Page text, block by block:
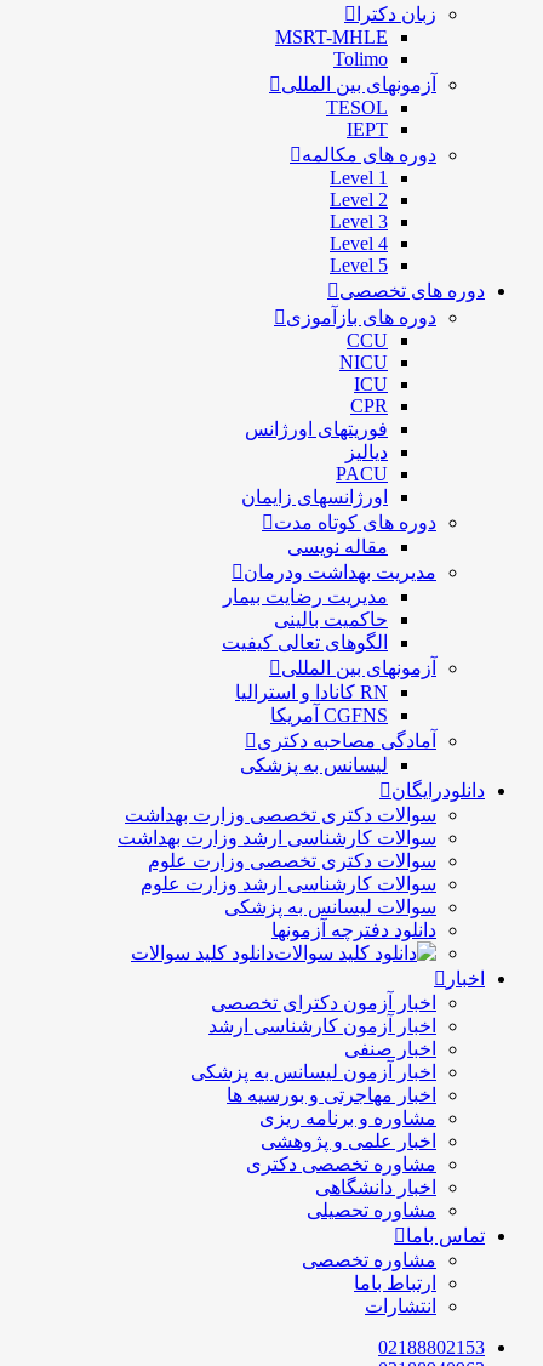
زبان دکترا
MSRT-MHLE
Tolimo
آزمونهای بین المللی
TESOL
IEPT
دوره های مکالمه
Level 1
Level 2
Level 3
Level 4
Level 5
دوره های تخصصی
دوره های بازآموزی
CCU
NICU
ICU
CPR
فوریتهای اورژانس
دیالیز
PACU
اورژانسهای زایمان
دوره های کوتاه مدت
مقاله نویسی
مدیریت بهداشت ودرمان
مديريت رضايت بيمار
حاكميت بالينی
الگوهای تعالی کيفيت
آزمونهای بین المللی
RN کانادا و استرالیا
CGFNS آمریکا
آمادگی مصاحبه دکتری
لیسانس به پزشکی
دانلودرایگان
سوالات دکتری تخصصی وزارت بهداشت
سوالات کارشناسی ارشد وزارت بهداشت
سوالات دکتری تخصصی وزارت علوم
سوالات کارشناسی ارشد وزارت علوم
سوالات لیسانس به پزشکی
دانلود دفترچه آزمونها
دانلود کلید سوالات
اخبار
اخبار آزمون دکترای تخصصی
اخبار آزمون کارشناسی ارشد
اخبار صنفی
اخبار آزمون لیسانس به پزشکی
اخبار مهاجرتی و بورسیه ها
مشاوره و برنامه ریزی
اخبار علمی و پژوهشی
مشاوره تخصصی دکتری
اخبار دانشگاهی
مشاوره تحصیلی
تماس باما
مشاوره تخصصی
ارتباط باما
انتشارات
02188802153